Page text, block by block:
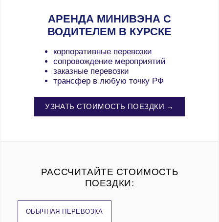
АРЕНДА МИНИВЭНА С
ВОДИТЕЛЕМ В КУРСКЕ
корпоративные перевозки
сопровождение мероприятий
заказные перевозки
трансфер в любую точку РФ
УЗНАТЬ СТОИМОСТЬ ПОЕЗДКИ →
РАССЧИТАЙТЕ СТОИМОСТЬ
ПОЕЗДКИ:
ОБЫЧНАЯ ПЕРЕВОЗКА